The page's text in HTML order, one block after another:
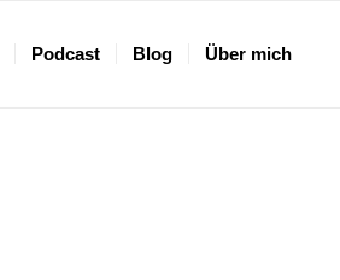
Podcast Blog Über mich